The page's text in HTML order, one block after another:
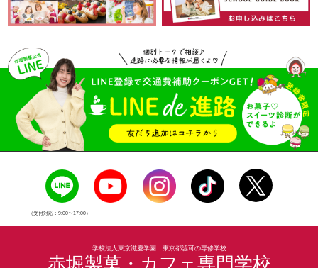
（受付対応：9:00〜17:00）
学校法人東京滋慶学園 東京都認可の専修学校
赤堀製菓・カフェ専門学校